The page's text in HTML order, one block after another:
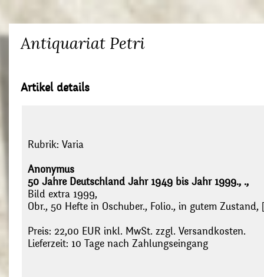
Antiquariat Petri
Artikel details
Rubrik: Varia
Anonymus
50 Jahre Deutschland Jahr 1949 bis Jahr 1999., .,
Bild extra 1999,
Obr., 50 Hefte in Oschuber., Folio., in gutem Zustand,
Preis: 22,00 EUR inkl. MwSt. zzgl. Versandkosten.
Lieferzeit: 10 Tage nach Zahlungseingang